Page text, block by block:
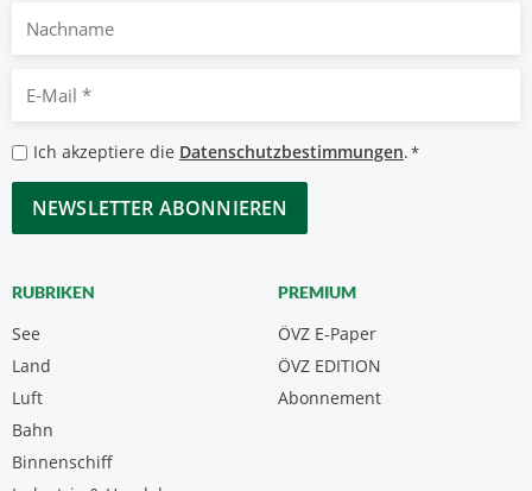
Nachname
Mail
*
Datenschutzbestimmungen
*
Ich akzeptiere die Datenschutzbestimmungen.*
CAPTCHA
RUBRIKEN
See
Land
Luft
Bahn
Binnenschiff
PREMIUM
ÖVZ E-Paper
Abonnement
ÖVZ EDITION